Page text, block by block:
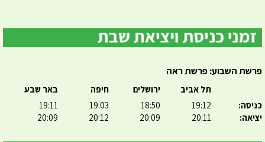
פרשת השבוע: פרשת ראה
כניסה:
יציאה:
תל אביב
19:12
20:11
ירושלים
18:50
20:09
חיפה
19:03
20:12
באר שבע
19:11
20:09